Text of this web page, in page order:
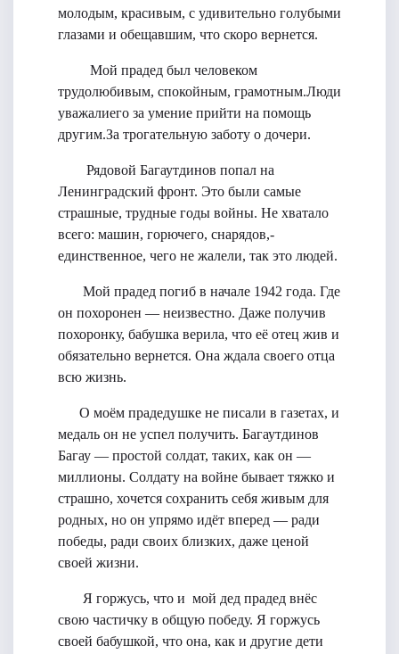
молодым, красивым, с удивительно голубыми
глазами и обещавшим, что скоро вернется.
Мой прадед был человеком
трудолюбивым, спокойным, грамотным.Люди
уважалиего за умение прийти на помощь
другим.За трогательную заботу о дочери.
Рядовой Багаутдинов попал на
Ленинградский фронт. Это были самые
страшные, трудные годы войны. Не хватало
всего: машин, горючего, снарядов,-
единственное, чего не жалели, так это людей.
Мой прадед погиб в начале 1942 года. Где
он похоронен — неизвестно. Даже получив
похоронку, бабушка верила, что её отец жив и
обязательно вернется. Она ждала своего отца
всю жизнь.
О моём прадедушке не писали в газетах, и
медаль он не успел получить. Багаутдинов
Багау — простой солдат, таких, как он —
миллионы. Солдату на войне бывает тяжко и
страшно, хочется сохранить себя живым для
родных, но он упрямо идёт вперед — ради
победы, ради своих близких, даже ценой
своей жизни.
Я горжусь, что и мой дед прадед внёс
свою частичку в общую победу. Я горжусь
своей бабушкой, что она, как и другие дети